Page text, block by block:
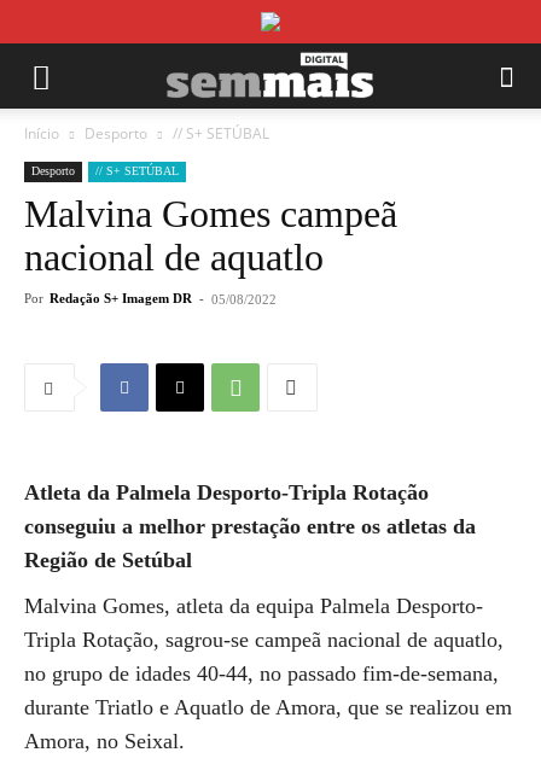
Início Desporto // S+ SETÚBAL
Desporto // S+ SETÚBAL
Malvina Gomes campeã
nacional de aquatlo
Por Redação S+ Imagem DR - 05/08/2022
Atleta da Palmela Desporto-Tripla Rotação
conseguiu a melhor prestação entre os atletas da
Região de Setúbal
Malvina Gomes, atleta da equipa Palmela Desporto-
Tripla Rotação, sagrou-se campeã nacional de aquatlo,
no grupo de idades 40-44, no passado fim-de-semana,
durante Triatlo e Aquatlo de Amora, que se realizou em
Amora, no Seixal.